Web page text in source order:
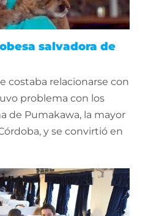
salvadora de
costaba relacionarse con
problema con los
de Pumakawa, la mayor
y se convirtió en